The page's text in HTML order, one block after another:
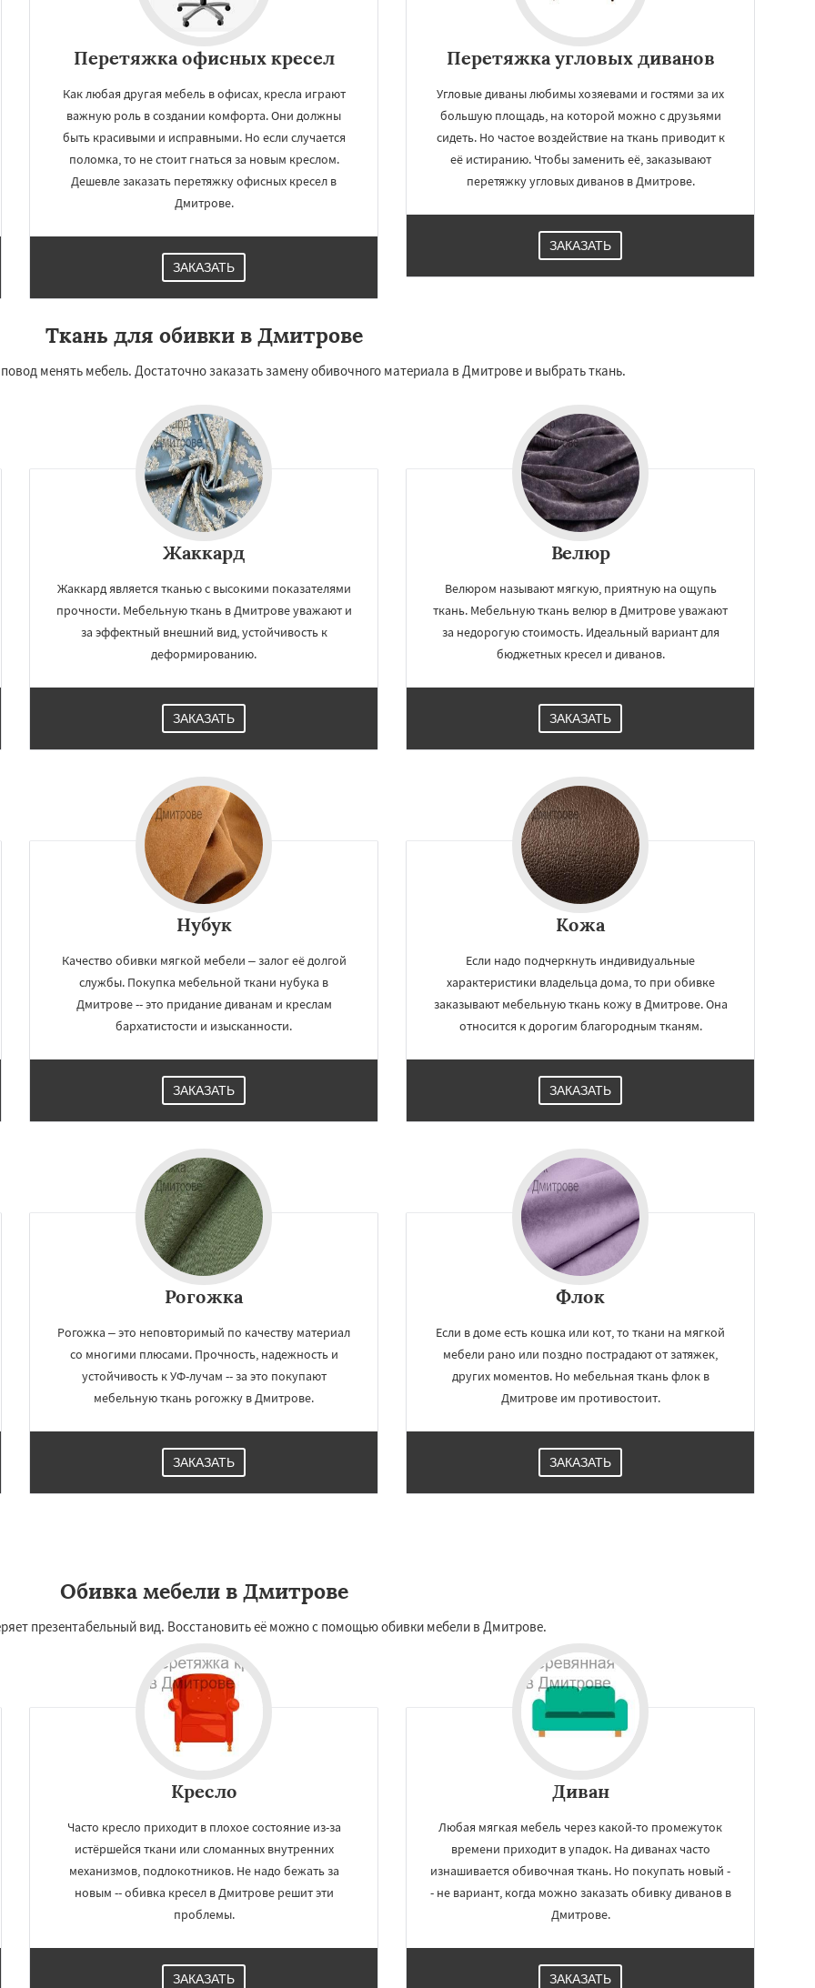
×
Жуковский Зарайск
Котельники
Кубинка
Озеры
Протвино
Перетяжка офисных кресел
Как любая другая мебель в офисах, кресла играют
важную роль в создании комфорта. Они должны
быть красивыми и исправными. Но если случается
поломка, то не стоит гнаться за новым креслом.
Дешевле заказать перетяжку офисных кресел в
Дмитрове.
ЗАКАЗАТЬ
Перетяжка угловых диванов
Угловые диваны любимы хозяевами и гостями за их
большую площадь, на которой можно с друзьями
сидеть. Но частое воздействие на ткань приводит к
её истиранию. Чтобы заменить её, заказывают
перетяжку угловых диванов в Дмитрове.
ЗАКАЗАТЬ
Ткань для обивки в Дмитрове
менять мебель. Достаточно заказать замену обивочного материала в Дмитрове и выбрать ткань.
Жаккард
Жаккард является тканью с высокими показателями
прочности. Мебельную ткань в Дмитрове уважают и
за эффектный внешний вид, устойчивость к
деформированию.
ЗАКАЗАТЬ
Велюр
Велюром называют мягкую, приятную на ощупь
ткань. Мебельную ткань велюр в Дмитрове уважают
за недорогую стоимость. Идеальный вариант для
бюджетных кресел и диванов.
ЗАКАЗАТЬ
Нубук
Качество обивки мягкой мебели – залог её долгой
службы. Покупка мебельной ткани нубука в
Дмитрове -- это придание диванам и креслам
бархатистости и изысканности.
ЗАКАЗАТЬ
Кожа
Если надо подчеркнуть индивидуальные
характеристики владельца дома, то при обивке
заказывают мебельную ткань кожу в Дмитрове. Она
относится к дорогим благородным тканям.
ЗАКАЗАТЬ
Рогожка
Рогожка – это неповторимый по качеству материал
со многими плюсами. Прочность, надежность и
устойчивость к УФ-лучам -- за это покупают
мебельную ткань рогожку в Дмитрове.
ЗАКАЗАТЬ
Флок
Если в доме есть кошка или кот, то ткани на мягкой
мебели рано или поздно пострадают от затяжек,
других моментов. Но мебельная ткань флок в
Дмитрове им противостоит.
ЗАКАЗАТЬ
Обивка мебели в Дмитрове
презентабельный вид. Восстановить её можно с помощью обивки мебели в Дмитрове.
Кресло
Часто кресло приходит в плохое состояние из-за
истёршейся ткани или сломанных внутренних
механизмов, подлокотников. Не надо бежать за
новым -- обивка кресел в Дмитрове решит эти
проблемы.
ЗАКАЗАТЬ
Диван
Любая мягкая мебель через какой-то промежуток
времени приходит в упадок. На диванах часто
изнашивается обивочная ткань. Но покупать новый -
- не вариант, когда можно заказать обивку диванов в
Дмитрове.
ЗАКАЗАТЬ
УЗНАТЬ ПОДРОБНЕЕ ×
Даю согласие на обработку персональных данных